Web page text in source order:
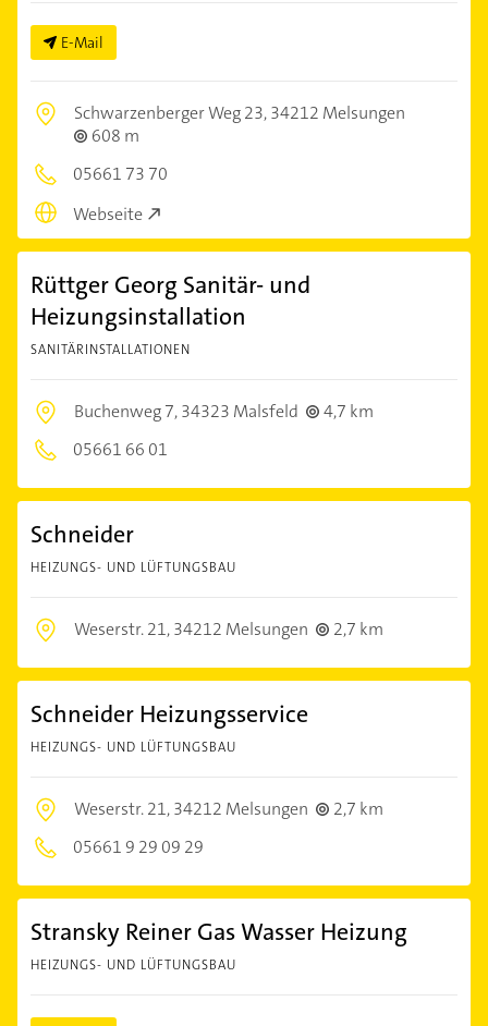
E-Mail
Schwarzenberger Weg 23,34212 Melsungen
608 m
05661 73 70
Webseite
Rüttger Georg Sanitär- und
Heizungsinstallation
SANITÄRINSTALLATIONEN
Buchenweg 7,34323 Malsfeld
4,7 km
05661 66 01
Schneider
HEIZUNGS- UND LÜFTUNGSBAU
Weserstr. 21,34212 Melsungen 2,7 km
Schneider Heizungsservice
HEIZUNGS- UND LÜFTUNGSBAU
Weserstr. 21,34212 Melsungen
2,7 km
05661 9 29 09 29
Stransky Reiner Gas Wasser Heizung
HEIZUNGS- UND LÜFTUNGSBAU